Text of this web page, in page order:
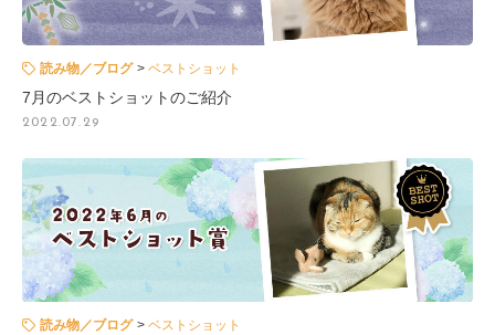
読み物／ブログ ベストショット
7月のベストショットのご紹介
2022.07.29
読み物／ブログ ベストショット